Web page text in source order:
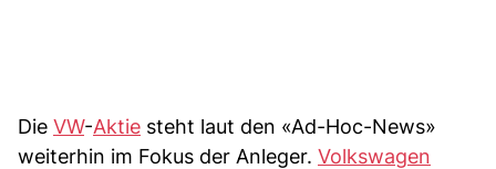
Die VW-Aktie steht laut den «Ad-Hoc-News»
weiterhin im Fokus der Anleger. Volkswagen